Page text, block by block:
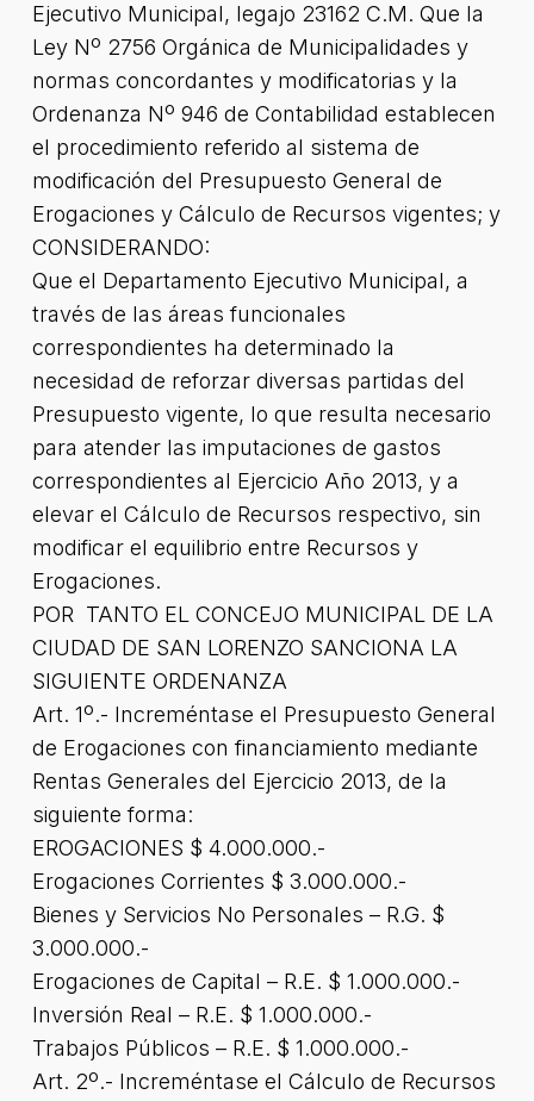
Ejecutivo Municipal, legajo 23162 C.M. Que la
Ley Nº 2756 Orgánica de Municipalidades y
normas concordantes y modificatorias y la
Ordenanza Nº 946 de Contabilidad establecen
el procedimiento referido al sistema de
modificación del Presupuesto General de
Erogaciones y Cálculo de Recursos vigentes; y
CONSIDERANDO:
Que el Departamento Ejecutivo Municipal, a
través de las áreas funcionales
correspondientes ha determinado la
necesidad de reforzar diversas partidas del
Presupuesto vigente, lo que resulta necesario
para atender las imputaciones de gastos
correspondientes al Ejercicio Año 2013, y a
elevar el Cálculo de Recursos respectivo, sin
modificar el equilibrio entre Recursos y
Erogaciones.
POR TANTO EL CONCEJO MUNICIPAL DE LA
CIUDAD DE SAN LORENZO SANCIONA LA
SIGUIENTE ORDENANZA
Art. 1º.- Increméntase el Presupuesto General
de Erogaciones con financiamiento mediante
Rentas Generales del Ejercicio 2013, de la
siguiente forma:
EROGACIONES $ 4.000.000.-
Erogaciones Corrientes $ 3.000.000.-
Bienes y Servicios No Personales – R.G. $
3.000.000.-
Erogaciones de Capital – R.E. $ 1.000.000.-
Inversión Real – R.E. $ 1.000.000.-
Trabajos Públicos – R.E. $ 1.000.000.-
Art. 2º.- Increméntase el Cálculo de Recursos